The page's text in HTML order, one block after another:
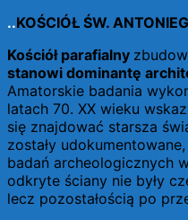
..KOŚCIÓŁ ŚW.
Kościół parafialny
stanowi dominantę
Amatorskie badania
latach 70. XX wieku
się znajdować starsza
zostały
badań archeologicznych
odkryte ściany nie były
lecz pozostałością po